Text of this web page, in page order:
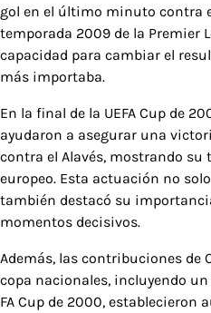
gol en el último minuto contra
temporada 2009 de la Premier
capacidad para cambiar el
más importaba.
En la final de la UEFA Cup de
ayudaron a asegurar una
contra el Alavés, mostrando su
europeo. Esta actuación no
también destacó su
momentos decisivos.
Además, las contribuciones de
copa nacionales, incluyendo
FA Cup de 2000, establecieron